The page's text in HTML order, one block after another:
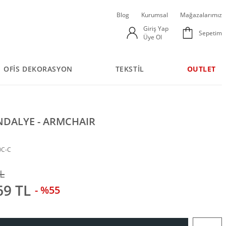
Blog Kurumsal
Mağazalarımız
Giriş Yap
Üye Ol
Sepetim
OFİS DEKORASYON TEKSTİL OUTLET
- ARMCHAIR
C
TL - %55